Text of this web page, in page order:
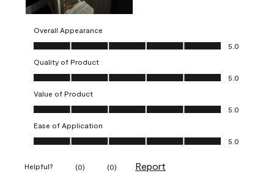
Overall Appearance
Overall Appearance, 5.0 out of 5
5.0
Quality of Product
Quality of Product, 5.0 out of 5
5.0
Value of Product
Value of Product, 5.0 out of 5
5.0
Ease of Application
Ease of Application, 5.0 out of 5
5.0
Helpful? (0) (0) Report